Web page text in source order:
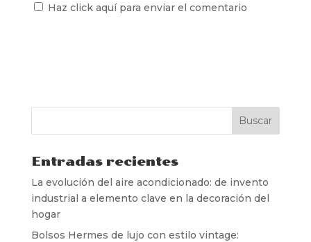
Haz click aquí para enviar el comentario
Entradas recientes
La evolución del aire acondicionado: de invento
industrial a elemento clave en la decoración del
hogar
Bolsos Hermes de lujo con estilo vintage: